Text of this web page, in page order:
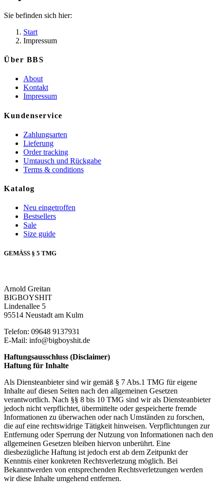
Sie befinden sich hier:
Start
Impressum
Über BBS
About
Kontakt
Impressum
Kundenservice
Zahlungsarten
Lieferung
Order tracking
Umtausch und Rückgabe
Terms & conditions
Katalog
Neu eingetroffen
Bestsellers
Sale
Size guide
GEMÄSS § 5 TMG
Arnold Greitan
BIGBOYSHIT
Lindenallee 5
95514 Neustadt am Kulm
Telefon: 09648 9137931
E-Mail: info@bigboyshit.de
Haftungsausschluss (Disclaimer)
Haftung für Inhalte
Als Diensteanbieter sind wir gemäß § 7 Abs.1 TMG für eigene
Inhalte auf diesen Seiten nach den allgemeinen Gesetzen
verantwortlich. Nach §§ 8 bis 10 TMG sind wir als Diensteanbieter
jedoch nicht verpflichtet, übermittelte oder gespeicherte fremde
Informationen zu überwachen oder nach Umständen zu forschen,
die auf eine rechtswidrige Tätigkeit hinweisen. Verpflichtungen zur
Entfernung oder Sperrung der Nutzung von Informationen nach den
allgemeinen Gesetzen bleiben hiervon unberührt. Eine
diesbezügliche Haftung ist jedoch erst ab dem Zeitpunkt der
Kenntnis einer konkreten Rechtsverletzung möglich. Bei
Bekanntwerden von entsprechenden Rechtsverletzungen werden
wir diese Inhalte umgehend entfernen.